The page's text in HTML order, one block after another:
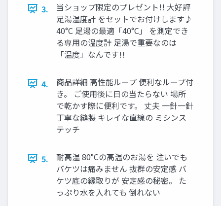
3.
当ショップ限定のプレゼント!! 大好評
足湯温度計 をセットでお付けします♪
40°C 足湯の最適「40°C」 を測定でき
る専用の温度計 足湯で重要なのは
「温度」なんです!!
4.
商品詳細 高性能ループ 便利なループ付
き。 ご使用後に日の当たらない 場所
で乾かす際に便利です。 丈夫 一針一針
丁寧な縫製 キレイな直線の ミシンス
テッチ
5.
耐高温 80°Cの高温のお湯を 注いでも
バケツは痛みません 抜群の安定感 バ
ケツ底の縁取りが 安定感の秘密。 た
っぷり水を入れても 倒れない